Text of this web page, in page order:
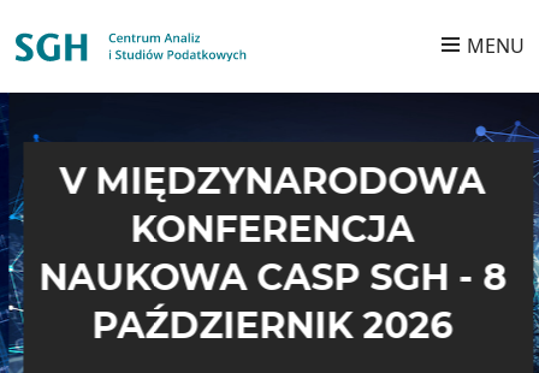
MENU
V MIĘDZYNARODOWA
KONFERENCJA
NAUKOWA CASP SGH - 8
PAŹDZIERNIK 2026